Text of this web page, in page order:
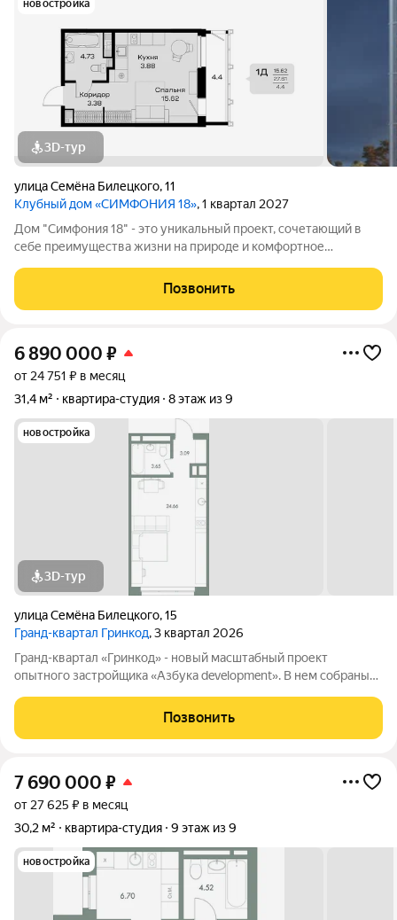
новостройка
3D-тур
улица Семёна Билецкого,11
Клубный дом «СИМФОНИЯ 18», 1 квартал 2027
Дом "Симфония 18" - это уникальный проект, сочетающий в
себе преимущества жизни на природе и комфортное
каждом этапе реализации проекта
Позвонить
6 890 000 ₽
от 24 751 ₽ в месяц
31,4 м²
квартира-студия 8 этаж из 9
новостройка
3D-тур
улица Семёна Билецкого,15
Гранд-квартал Гринкод, 3 квартал 2026
Гранд-квартал «Гринкод» - новый масштабный проект
опытного застройщика «Азбука development». В нем собраны
чтобы создать среду для счастливой семейной жизни. Квартал
расположен в 44 микрорайоне
Позвонить
7 690 000 ₽
от 27 625 ₽ в месяц
30,2 м²
квартира-студия 9 этаж из 9
новостройка